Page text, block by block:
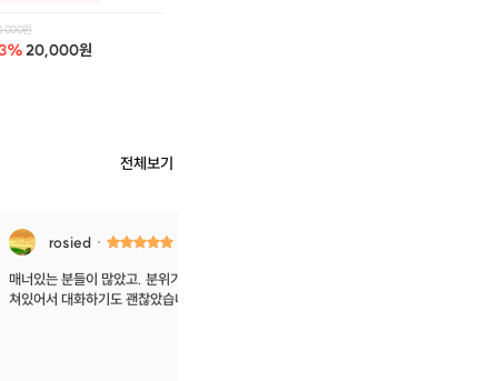
원
%20,000원
전체보기
rosied
매너있는 분들이 많았고. 분위기도 좋았어요 칸막이가
쳐있어서 대화하기도 괜찮았습니다!